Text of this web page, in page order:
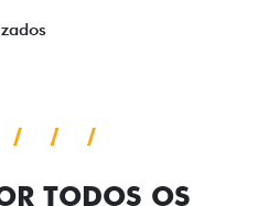
TODOS OS